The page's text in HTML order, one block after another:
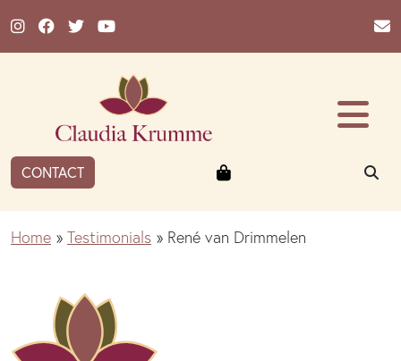
CONTACT Winkelmandje
Home » Testimonials » René van Drimmelen